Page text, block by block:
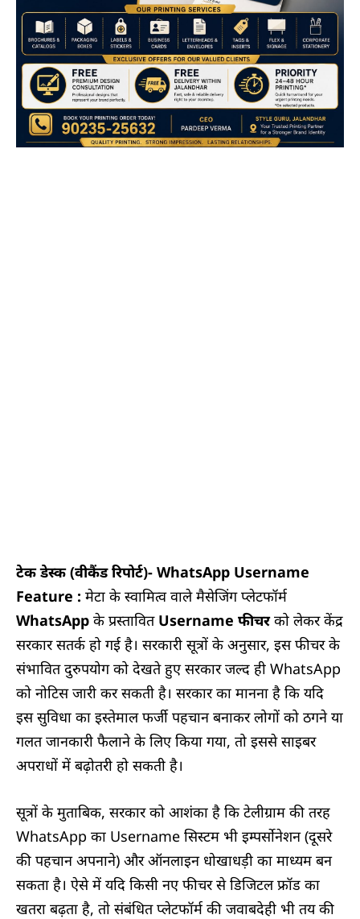
टेक डेस्क (वीकैंड रिपोर्ट)- WhatsApp Username
Feature : मेटा के स्वामित्व वाले मैसेजिंग प्लेटफॉर्म
WhatsApp के प्रस्तावित Username फीचरको लेकर केंद्र
सरकार सतर्क हो गई है। सरकारी सूत्रों के अनुसार, इस फीचर के
संभावित दुरुपयोग को देखते हुए सरकार जल्द ही WhatsApp
को नोटिस जारी कर सकती है। सरकार का मानना है कि यदि
इस सुविधा का इस्तेमाल फर्जी पहचान बनाकर लोगों को ठगने या
गलत जानकारी फैलाने के लिए किया गया, तो इससे साइबर
अपराधों में बढ़ोतरी हो सकती है।
सूत्रों के मुताबिक, सरकार को आशंका है कि टेलीग्राम की तरह
WhatsApp का Username सिस्टम भी इम्पर्सोनेशन (दूसरे
की पहचान अपनाने) और ऑनलाइन धोखाधड़ी का माध्यम बन
सकता है। ऐसे में यदि किसी नए फीचर से डिजिटल फ्रॉड का
खतरा बढ़ता है, तो संबंधित प्लेटफॉर्म की जवाबदेही भी तय की